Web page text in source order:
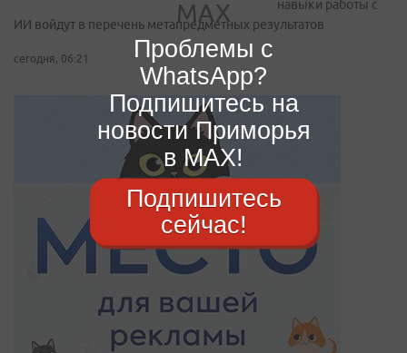
навыки работы с
ИИ войдут в перечень метапредметных результатов
сегодня, 06:21
Проблемы с
WhatsApp?
Подпишитесь на
новости Приморья
в MAX!
Подпишитесь
сейчас!